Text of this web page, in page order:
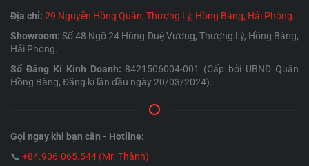
Địa chỉ: 29 Nguyễn Hồng Quân, Thượng Lý, Hồng Bàng, Hải Phòng.
Showroom: Số 48 Ngõ 24 Hùng Duệ Vương, Thượng Lý, Hồng Bàng,
Hải Phòng.
Số Đăng Kí Kinh Doanh: 8421506004-001 (Cấp bởi UBND Quận
Hồng Bàng, Đăng kí lần đầu ngày 20/03/2024).
Gọi ngay khi bạn cần - Hotline:
📞 +84.906.065.544 (Mr. Thành)